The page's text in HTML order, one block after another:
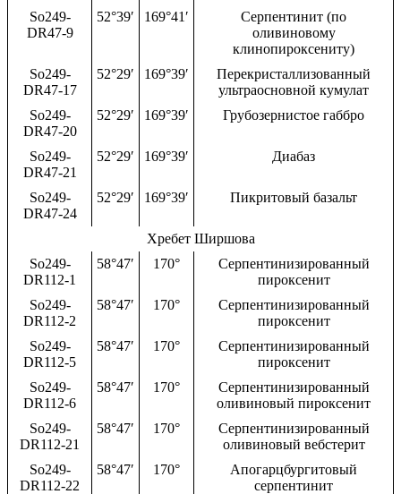
So249-
DR47-9
52°39′ 169°41′
Серпентинит (по
оливиновому
клинопироксениту)
So249-
DR47-17
52°29′ 169°39′
Перекристаллизованный
ультраосновной кумулат
So249-
DR47-20
52°29′ 169°39′ Грубозернистое габбро
So249-
DR47-21
52°29′ 169°39′ Диабаз
So249-
DR47-24
52°29′ 169°39′ Пикритовый базальт
Хребет Ширшова
So249-
DR112-1
58°47′ 170°
Серпентинизированный
пироксенит
So249-
DR112-2
58°47′ 170°
Серпентинизированный
пироксенит
So249-
DR112-5
58°47′ 170°
Серпентинизированный
пироксенит
So249-
DR112-6
58°47′ 170°
Серпентинизированный
оливиновый пироксенит
So249-
DR112-21
58°47′ 170°
Серпентинизированный
оливиновый вебстерит
So249-
DR112-22
58°47′ 170°
Апогарцбургитовый
серпентинит